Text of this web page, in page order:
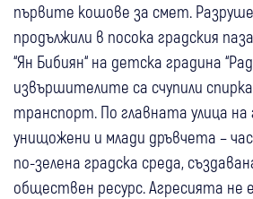
първите кошове за смет.
продължили в посока градския
“Ян Бибиян“ на детска градина
извършителите са счупили
транспорт. По главната улица на
унищожени и млади дръвчета –
по-зелена градска среда,
обществен ресурс. Агресията не